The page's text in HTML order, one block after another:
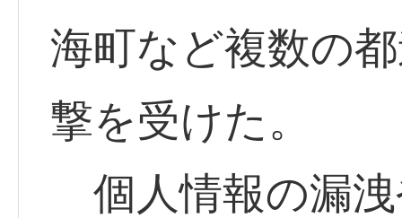
海町など複数の
撃を受けた。
個人情報の漏